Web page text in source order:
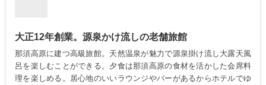
大正12年創業。源泉かけ流しの老舗旅館
那須高原に建つ高級旅館。天然温泉が魅力で源泉掛け流し大露天風
呂を楽しむことができる。夕食は那須高原の食材を活かした会席料
理を楽しめる。居心地のいいラウンジやバーがあるからホテルでゆ